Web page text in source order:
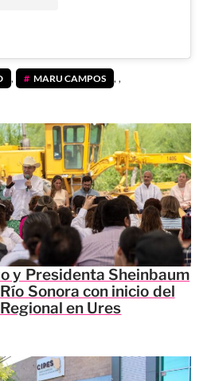
, MARU CAMPOS ,,
y Presidenta Sheinbaum
Sonora con inicio del
en Ures